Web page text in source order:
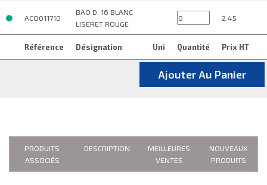
Référence Désignation Uni Quantité Prix HT
ACO011710
BAO D. 16 BLANC
LISERET ROUGE
2.45
Ajouter Au Panier
PRODUITS
ASSOCIÉS
DESCRIPTION
MEILLEURES
VENTES
NOUVEAUX
PRODUITS